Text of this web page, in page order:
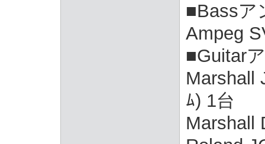
■Bassア
Ampeg
■Guitar
Marshall
ﾑ) 1台
Marshall